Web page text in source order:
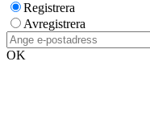
Registrera
Avregistrera
OK